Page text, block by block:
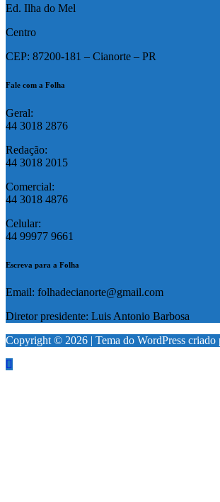
Ed. Ilha do Mel
Centro
CEP: 87200-181 – Cianorte – PR
Fale com a Folha
Geral:
44 3018 2876
Redação:
44 3018 2015
Comercial:
44 3018 4876
Celular:
44 99977 9661
Escreva para a Folha
Email: folhadecianorte@gmail.com
Diretor presidente: Luis Antonio Barbosa
Copyright © 2026 | Tema do WordPress criado